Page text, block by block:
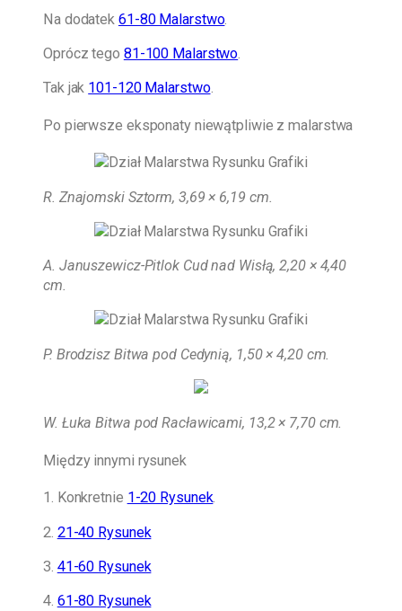
Na dodatek 61-80 Malarstwo.
Oprócz tego 81-100 Malarstwo.
Tak jak 101-120 Malarstwo.
Po pierwsze eksponaty niewątpliwie z malarstwa
R. Znajomski Sztorm, 3,69 × 6,19 cm
A. Januszewicz-Pitlok Cud nad Wisłą, 2,20 × 4,40
cm.
P. Brodzisz Bitwa pod Cedynią, 1,50 × 4,20 cm.
W. Łuka Bitwa pod Racławicami, 13,2 × 7,70 cm.
Między innymi rysunek
1. Konkretnie 1-20 Rysunek.
2. 21-40 Rysunek
3. 41-60 Rysunek
4. 61-80 Rysunek